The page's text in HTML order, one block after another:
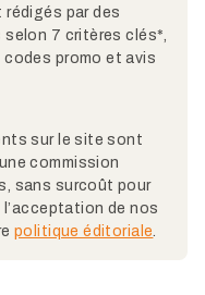
par des
7 critères clés*,
promo et avis
sur le site sont
commission
sans surcoût pour
de nos
politique éditoriale.